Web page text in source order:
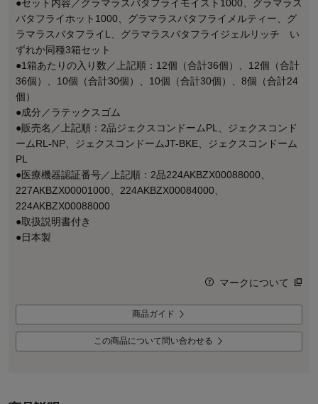
●セット内容／グラマラスバタフライモイスト1000、グラマラス
バタフライホット1000、グラマラスバタフライメルティー、グ
ラマラスバタフライL、グラマラスバタフライジェルリッチ い
ずれか同種3箱セット
●1箱あたりの入り数／上記順：12個（合計36個）、12個（合計
36個）、10個（合計30個）、10個（合計30個）、8個（合計24
個）
●成分／ラテックスゴム
●販売名／上記順：2品ジェクスコンドームPL、ジェクスコンド
ームRL-NP、ジェクスコンドームJT-BKE、ジェクスコンドーム
PL
●医療機器認証番号／上記順：2品224AKBZX00088000、
227AKBZX00001000、224AKBZX00084000、
224AKBZX00088000
●取扱説明書付き
●日本製
マークについて
商品ガイド
この商品について問い合わせる